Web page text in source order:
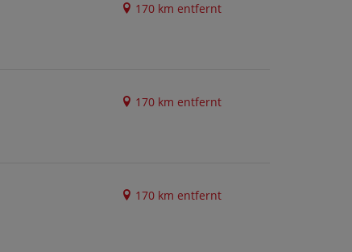
170 km entfernt
170 km entfernt
170 km entfernt